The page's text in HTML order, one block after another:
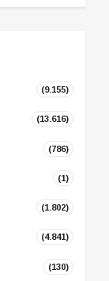
(9.155)
(13.616)
(786)
(1)
(1.802)
(4.841)
(130)